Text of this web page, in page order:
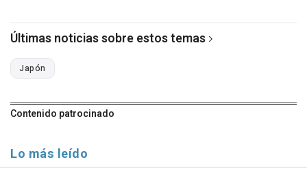
Últimas noticias sobre estos temas
Japón
Contenido patrocinado
Lo más leído